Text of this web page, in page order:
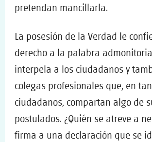
pretendan mancillarla.
La posesión de la Verdad le
derecho a la palabra
interpela a los ciudadanos y
colegas profesionales que, en
ciudadanos, compartan algo de
postulados. ¿Quién se atreve a
firma a una declaración que se